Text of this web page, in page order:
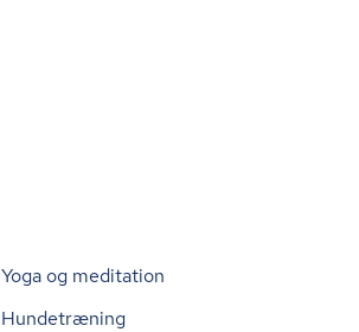
Yoga og meditation
Hundetræning